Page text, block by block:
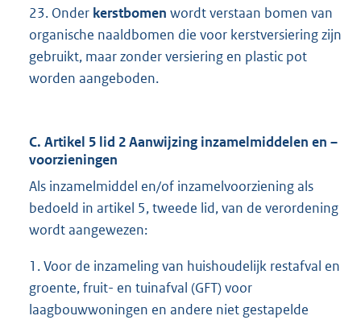
23. Onder kerstbomen wordt verstaan bomen van
organische naaldbomen die voor kerstversiering zijn
gebruikt, maar zonder versiering en plastic pot
worden aangeboden.
C. Artikel 5 lid 2 Aanwijzing inzamelmiddelen en –
voorzieningen
Als inzamelmiddel en/of inzamelvoorziening als
bedoeld in artikel 5, tweede lid, van de verordening
wordt aangewezen:
1. Voor de inzameling van huishoudelijk restafval en
groente, fruit- en tuinafval (GFT) voor
laagbouwwoningen en andere niet gestapelde